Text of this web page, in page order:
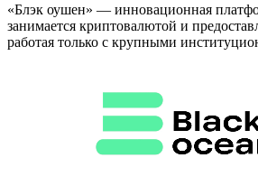
«Блэк оушен» — инновационная
занимается криптовалютой и
работая только с крупными